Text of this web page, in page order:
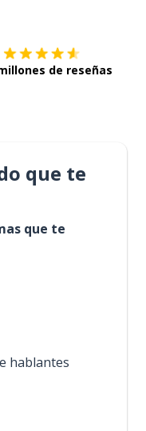
de reseñas
que te
que te
hablantes